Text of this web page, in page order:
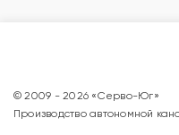
© 2009 - 2026 «Серво-Юг»
Производство автономной